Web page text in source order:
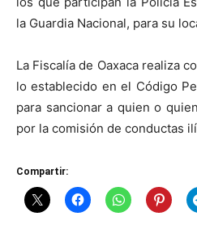
la Guardia Nacional, para su
La Fiscalía de Oaxaca realiza
lo establecido en el Código
para sancionar a quien o
por la comisión de conductas
Compartir: